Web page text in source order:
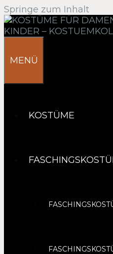
Springe zum Inhalt
MENÜ
KOSTÜME